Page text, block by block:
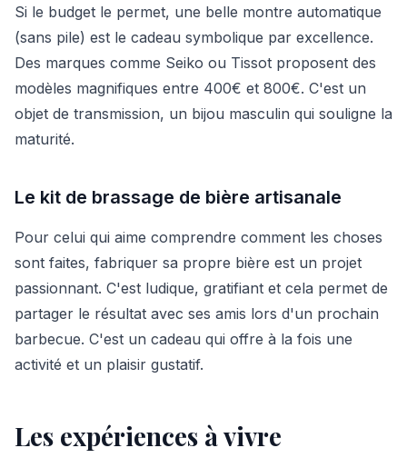
Si le budget le permet, une belle montre automatique
(sans pile) est le cadeau symbolique par excellence.
Des marques comme Seiko ou Tissot proposent des
modèles magnifiques entre 400€ et 800€. C'est un
objet de transmission, un bijou masculin qui souligne la
maturité.
Le kit de brassage de bière artisanale
Pour celui qui aime comprendre comment les choses
sont faites, fabriquer sa propre bière est un projet
passionnant. C'est ludique, gratifiant et cela permet de
partager le résultat avec ses amis lors d'un prochain
barbecue. C'est un cadeau qui offre à la fois une
activité et un plaisir gustatif.
Les expériences à vivre